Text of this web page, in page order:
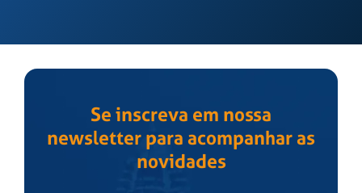
Se inscreva em nossa
newsletter para acompanhar as
novidades